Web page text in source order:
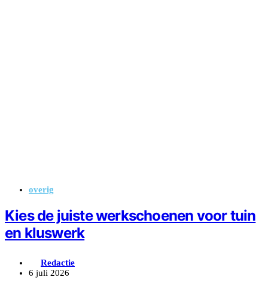
overig
Kies de juiste werkschoenen voor tuin
en kluswerk
Redactie
6 juli 2026